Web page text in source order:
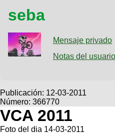
tu foto
Galeria
XC
Viajes
Descenso
Dirt
SUBÃ
tu
Buscar
Ultimos
Fotos
BicicleterÃ­
as
Bicicletas
Tandem
Videos
Cicloturismo
seba
Mensaje privado
Notas del usuario
Publicación: 12-03-2011
Número: 366770
VCA 2011
Foto del dia 14-03-2011